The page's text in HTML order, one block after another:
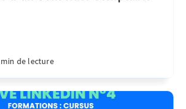
min de lecture